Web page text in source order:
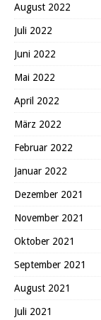
August 2022
Juli 2022
Juni 2022
Mai 2022
April 2022
März 2022
Februar 2022
Januar 2022
Dezember 2021
November 2021
Oktober 2021
September 2021
August 2021
Juli 2021